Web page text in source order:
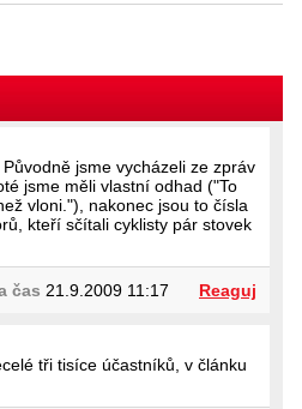
jsme vycházeli ze zpráv
jsme měli vlastní odhad ("To
vloni."), nakonec jsou to čísla
kteří sčítali cyklisty pár stovek
čas 21.9.2009 11:17 Reaguj
tři tisíce účastníků, v článku